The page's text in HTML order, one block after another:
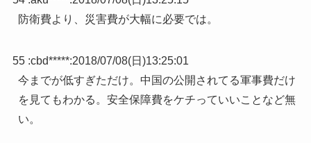
防衛費より、災害費が大幅に必要では。
55 :cbd*****:2018/07/08(日)13:25:01
今までが低すぎただけ。中国の公開されてる軍事費だけ
を見てもわかる。安全保障費をケチっていいことなど無
い。